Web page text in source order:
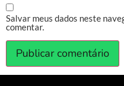
Salvar meus dados neste
comentar.